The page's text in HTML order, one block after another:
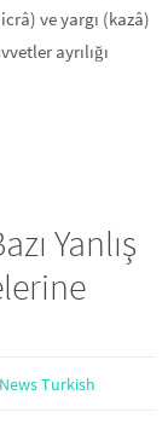
ve yargı (kazâ)
ayrılığı
Yanlış
News Turkish